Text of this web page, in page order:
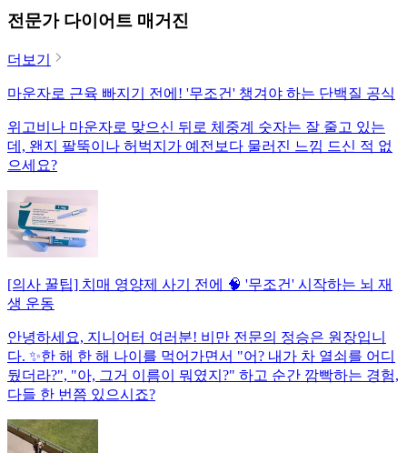
전문가 다이어트 매거진
더보기
마운자로 근육 빠지기 전에! '무조건' 챙겨야 하는 단백질 공식
위고비나 마운자로 맞으신 뒤로 체중계 숫자는 잘 줄고 있는
데, 왠지 팔뚝이나 허벅지가 예전보다 물러진 느낌 드신 적 없
으세요?
[의사 꿀팁] 치매 영양제 사기 전에 🧠 '무조건' 시작하는 뇌 재
생 운동
안녕하세요, 지니어터 여러분! 비만 전문의 정승은 원장입니
다. ✨한 해 한 해 나이를 먹어가면서 "어? 내가 차 열쇠를 어디
뒀더라?", "아, 그거 이름이 뭐였지?" 하고 순간 깜빡하는 경험,
다들 한 번쯤 있으시죠?